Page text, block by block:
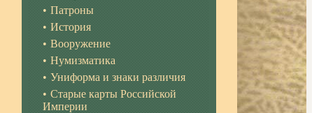
Патроны
История
Вооружение
Нумизматика
Униформа и знаки различия
Старые карты Российской
Империи